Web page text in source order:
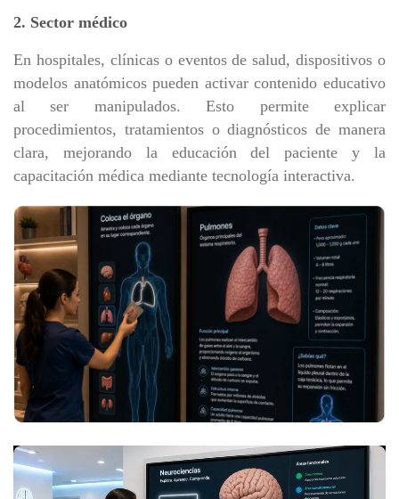
2. Sector médico
En hospitales, clínicas o eventos de salud, dispositivos o
modelos anatómicos pueden activar contenido educativo
al ser manipulados. Esto permite explicar
procedimientos, tratamientos o diagnósticos de manera
clara, mejorando la educación del paciente y la
capacitación médica mediante tecnología interactiva.